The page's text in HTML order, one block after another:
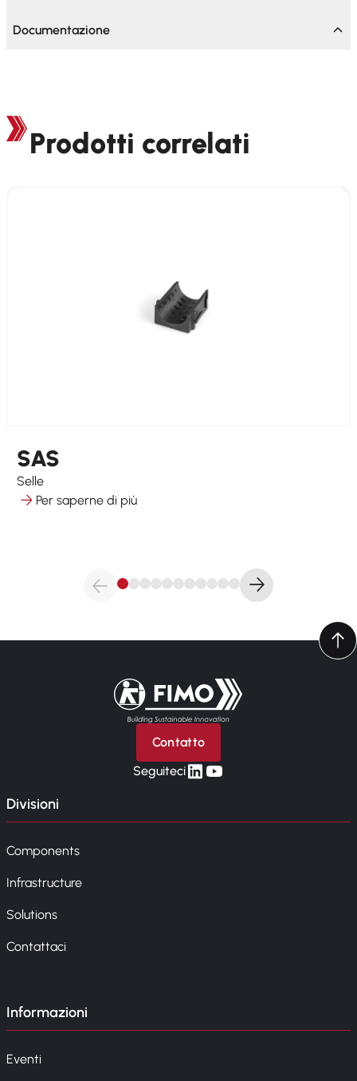
Documentazione
Prodotti correlati
SAS
Selle
Per saperne di più
Torna alla pagina iniziale
Contatto
Seguitecilinkedin
yt
Divisioni
Components
Infrastructure
Solutions
Contattaci
Informazioni
Eventi